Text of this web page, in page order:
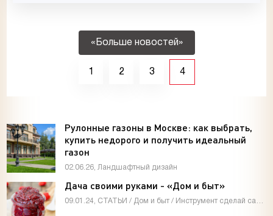
«Больше новостей»
1 2 3 4
Рулонные газоны в Москве: как выбрать,
купить недорого и получить идеальный
газон
02.06.26, Ландшафтный дизайн
Дача своими руками - «Дом и быт»